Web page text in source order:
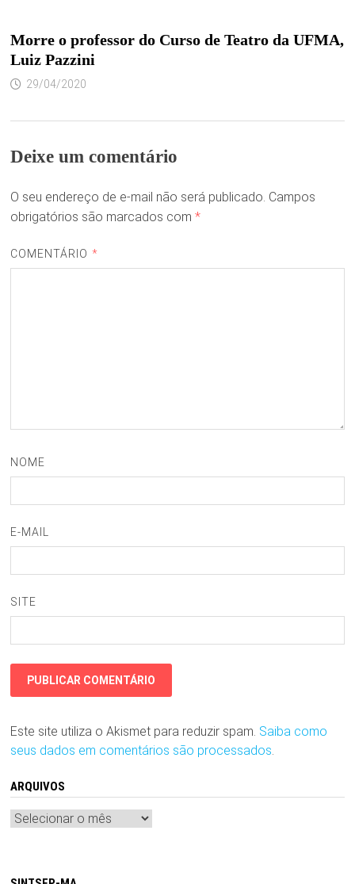
Morre o professor do Curso de Teatro da UFMA,
Luiz Pazzini
29/04/2020
Deixe um comentário
O seu endereço de e-mail não será publicado. Campos
obrigatórios são marcados com *
COMENTÁRIO *
NOME
E-MAIL
SITE
Este site utiliza o Akismet para reduzir spam. Saiba como
seus dados em comentários são processados
ARQUIVOS
Arquivos